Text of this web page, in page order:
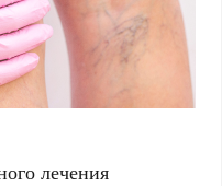
лечения